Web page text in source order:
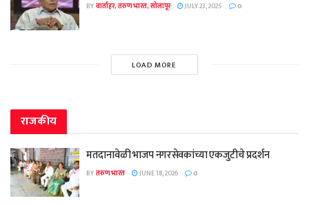
BYवार्ताहर, तरुण भारत, सोलापूर JULY 23, 2025 0
LOAD MORE
राजकीय
मतदानावेळी भाजप नगरसेवकांच्या एकजुटीचे प्रदर्शन
BYतरुण भारत JUNE 18, 2026 0